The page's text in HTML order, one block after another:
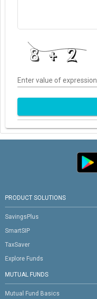
Enter value of expression
PRODUCT SOLUTIONS
SavingsPlus
SmartSIP
TaxSaver
Explore Funds
MUTUAL FUNDS
Mutual Fund Basics